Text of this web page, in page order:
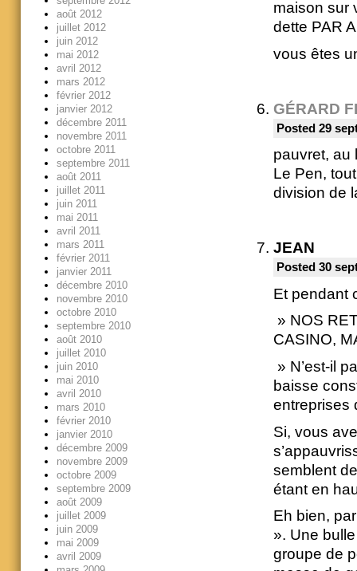
maison sur
dette PAR
vous êtes
GÉRARD
Posted 29
pauvret, au
Le Pen,
division de
JEAN
Posted 30
Et pendant
» NOS
CASINO,
» N’est-il
baisse
entreprises
Si, vous
semblent
étant en
Eh bien,
». Une
groupe de
août 2012
juillet 2012
juin 2012
mai 2012
avril 2012
mars 2012
février 2012
janvier 2012
décembre 2011
novembre 2011
octobre 2011
septembre 2011
août 2011
juillet 2011
juin 2011
mai 2011
avril 2011
mars 2011
février 2011
janvier 2011
décembre 2010
novembre 2010
octobre 2010
septembre 2010
août 2010
juillet 2010
juin 2010
mai 2010
avril 2010
mars 2010
février 2010
janvier 2010
décembre 2009
novembre 2009
octobre 2009
septembre 2009
août 2009
juillet 2009
juin 2009
mai 2009
avril 2009